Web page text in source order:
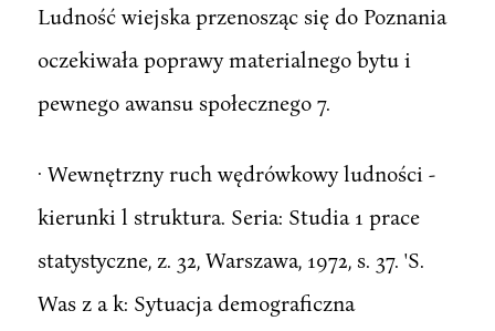
Ludność wiejska przenosząc się do Poznania
oczekiwała poprawy materialnego bytu i
pewnego awansu społecznego 7.
· Wewnętrzny ruch wędrówkowy ludności -
kierunki l struktura. Seria: Studia 1 prace
statystyczne, z. 32, Warszawa, 1972, s. 37. 'S.
Was z a k: Sytuacja demograficzna